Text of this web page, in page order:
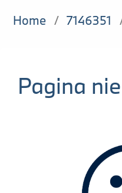
Home / 7146351
Pagina